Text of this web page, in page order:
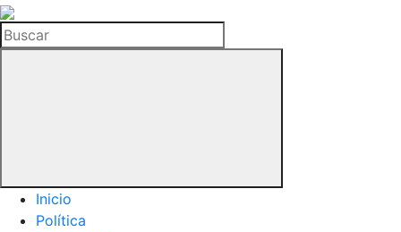
La
Hemeroteca
del
Buscar
Inicio
Política